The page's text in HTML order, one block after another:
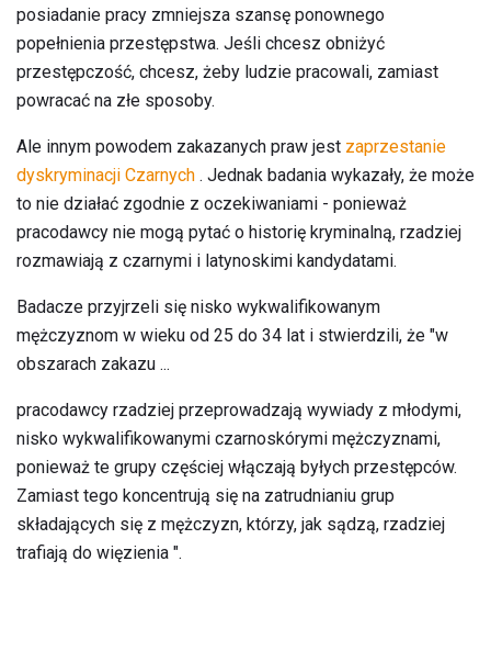
posiadanie pracy zmniejsza szansę ponownego
popełnienia przestępstwa. Jeśli chcesz obniżyć
przestępczość, chcesz, żeby ludzie pracowali, zamiast
powracać na złe sposoby.
Ale innym powodem zakazanych praw jest zaprzestanie
dyskryminacji Czarnych . Jednak badania wykazały, że może
to nie działać zgodnie z oczekiwaniami - ponieważ
pracodawcy nie mogą pytać o historię kryminalną, rzadziej
rozmawiają z czarnymi i latynoskimi kandydatami.
Badacze przyjrzeli się nisko wykwalifikowanym
mężczyznom w wieku od 25 do 34 lat i stwierdzili, że "w
obszarach zakazu ...
pracodawcy rzadziej przeprowadzają wywiady z młodymi,
nisko wykwalifikowanymi czarnoskórymi mężczyznami,
ponieważ te grupy częściej włączają byłych przestępców.
Zamiast tego koncentrują się na zatrudnianiu grup
składających się z mężczyzn, którzy, jak sądzą, rzadziej
trafiają do więzienia ".